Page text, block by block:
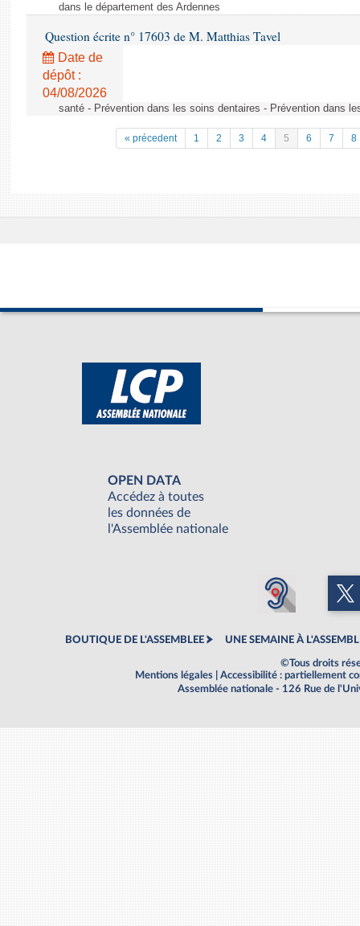
dans le département des Ardennes
Question écrite n° 17603 de M. Matthias Tavel
Date de
dépôt :
04/08/2026
santé - Prévention dans les soins dentaires - Prévention dans
« précedent 1 2 3 4 5 6 7 8
OPEN DATA
Accédez à toutes
les données de
l'Assemblée nationale
BOUTIQUE DE L'ASSEMBLEE UNE SEMAINE À
©Tous droits
Mentions légales
Accessibilité : partiellement
Assemblée nationale - 126 Rue de